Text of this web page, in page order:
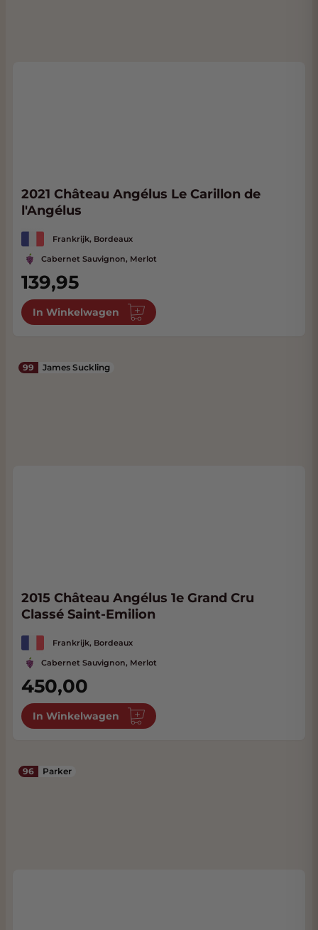
2021 Château Angélus Le Carillon de
l'Angélus
Frankrijk, Bordeaux
Cabernet Sauvignon, Merlot
139,95
In Winkelwagen
99 James Suckling
2015 Château Angélus 1e Grand Cru
Classé Saint-Emilion
Frankrijk, Bordeaux
Cabernet Sauvignon, Merlot
450,00
In Winkelwagen
96 Parker